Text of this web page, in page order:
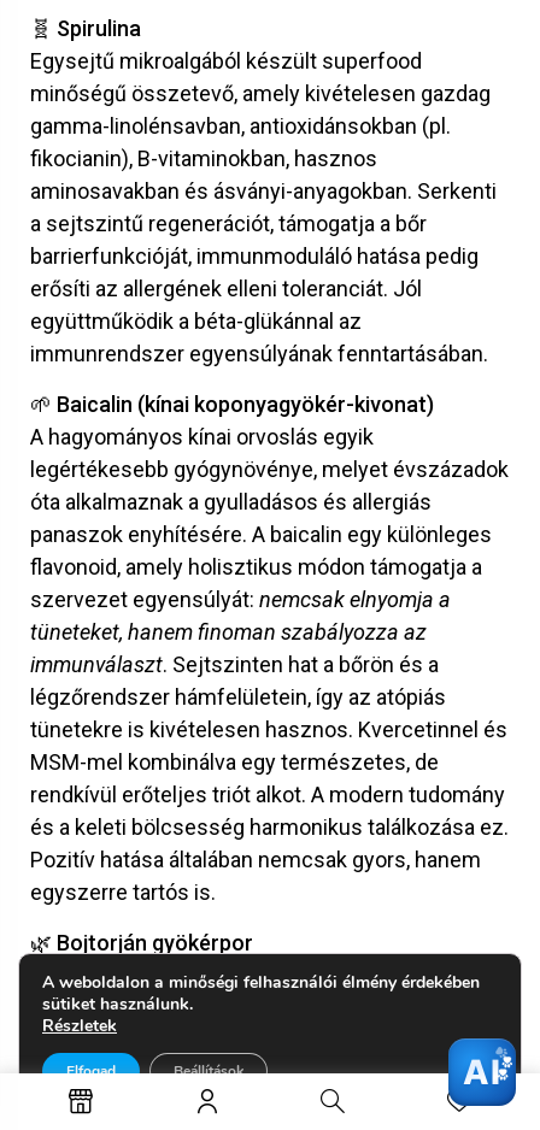
🧬 Spirulina
Egysejtű mikroalgából készült superfood
minőségű összetevő, amely kivételesen gazdag
gamma-linolénsavban, antioxidánsokban (pl.
fikocianin), B-vitaminokban, hasznos
aminosavakban és ásványi-anyagokban. Serkenti
a sejtszintű regenerációt, támogatja a bőr
barrierfunkcióját, immunmoduláló hatása pedig
erősíti az allergének elleni toleranciát. Jól
együttműködik a béta-glükánnal az
immunrendszer egyensúlyának fenntartásában.
🌱 Baicalin (kínai koponyagyökér-kivonat)
A hagyományos kínai orvoslás egyik
legértékesebb gyógynövénye, melyet évszázadok
óta alkalmaznak a gyulladásos és allergiás
panaszok enyhítésére. A baicalin egy különleges
flavonoid, amely holisztikus módon támogatja a
szervezet egyensúlyát: nemcsak elnyomja a
tüneteket, hanem finoman szabályozza az
immunválaszt. Sejtszinten hat a bőrön és a
légzőrendszer hámfelületein, így az atópiás
tünetekre is kivételesen hasznos. Kvercetinnel és
MSM-mel kombinálva egy természetes, de
rendkívül erőteljes triót alkot. A modern tudomány
és a keleti bölcsesség harmonikus találkozása ez.
Pozitív hatása általában nemcsak gyors, hanem
egyszerre tartós is.
🌿 Bojtorján gyökérpor
Népgyógyászatban évszázadok óta használt
bőrtisztító és nyirokkeringés-támogató
gyógynövény. Segít eltávolítani a bőrön keresztül
kiválasztódó méreganyagokat, enyhíti a
gyulladásos bőrelváltozásokat, és jól
AI
A weboldalon a minőségi felhasználói élmény érdekében
sütiket használunk.
Részletek
Elfogad Beállítások